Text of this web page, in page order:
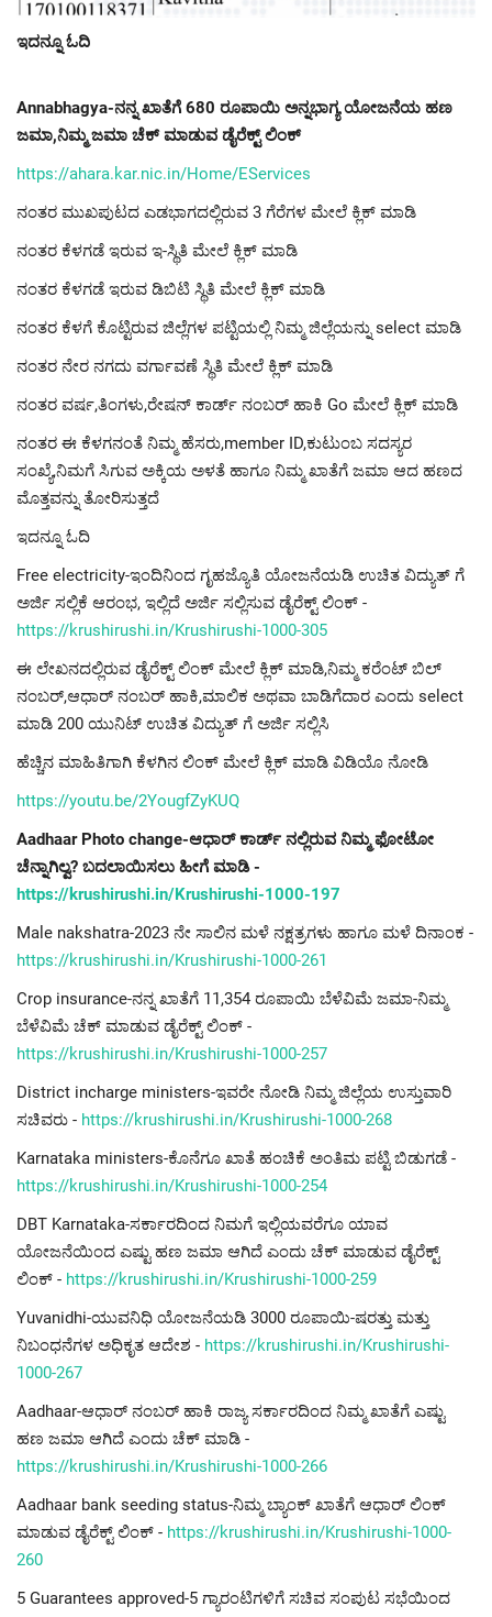
ಇದನ್ನೂ ಓದಿ
Annabhagya-ನನ್ನ ಖಾತೆಗೆ 680 ರೂಪಾಯಿ ಅನ್ನಭಾಗ್ಯ ಯೋಜನೆಯ ಹಣ
ಜಮಾ,ನಿಮ್ಮ ಜಮಾ ಚೆಕ್ ಮಾಡುವ ಡೈರೆಕ್ಟ್ ಲಿಂಕ್
https://ahara.kar.nic.in/Home/EServices
ನಂತರ ಮುಖಪುಟದ ಎಡಭಾಗದಲ್ಲಿರುವ 3 ಗೆರೆಗಳ ಮೇಲೆ ಕ್ಲಿಕ್ ಮಾಡಿ
ನಂತರ ಕೆಳಗಡೆ ಇರುವ ಇ-ಸ್ಥಿತಿ ಮೇಲೆ ಕ್ಲಿಕ್ ಮಾಡಿ
ನಂತರ ಕೆಳಗಡೆ ಇರುವ ಡಿಬಿಟಿ ಸ್ಥಿತಿ ಮೇಲೆ ಕ್ಲಿಕ್ ಮಾಡಿ
ನಂತರ ಕೆಳಗೆ ಕೊಟ್ಟಿರುವ ಜಿಲ್ಲೆಗಳ ಪಟ್ಟಿಯಲ್ಲಿ ನಿಮ್ಮ ಜಿಲ್ಲೆಯನ್ನು select ಮಾಡಿ
ನಂತರ ನೇರ ನಗದು ವರ್ಗಾವಣೆ ಸ್ಥಿತಿ ಮೇಲೆ ಕ್ಲಿಕ್ ಮಾಡಿ
ನಂತರ ವರ್ಷ,ತಿಂಗಳು,ರೇಷನ್ ಕಾರ್ಡ್ ನಂಬರ್ ಹಾಕಿ Go ಮೇಲೆ ಕ್ಲಿಕ್ ಮಾಡಿ
ನಂತರ ಈ ಕೆಳಗನಂತೆ ನಿಮ್ಮ ಹೆಸರು,member ID,ಕುಟುಂಬ ಸದಸ್ಯರ
ಸಂಖ್ಯೆ,ನಿಮಗೆ ಸಿಗುವ ಅಕ್ಕಿಯ ಅಳತೆ ಹಾಗೂ ನಿಮ್ಮ ಖಾತೆಗೆ ಜಮಾ ಆದ ಹಣದ
ಮೊತ್ತವನ್ನು ತೋರಿಸುತ್ತದೆ
ಇದನ್ನೂ ಓದಿ
Free electricity-ಇಂದಿನಿಂದ ಗೃಹಜ್ಯೊತಿ ಯೋಜನೆಯಡಿ ಉಚಿತ ವಿದ್ಯುತ್ ಗೆ
ಅರ್ಜಿ ಸಲ್ಲಿಕೆ ಆರಂಭ, ಇಲ್ಲಿದೆ ಅರ್ಜಿ ಸಲ್ಲಿಸುವ ಡೈರೆಕ್ಟ್ ಲಿಂಕ್ -
https://krushirushi.in/Krushirushi-1000-305
ಈ ಲೇಖನದಲ್ಲಿರುವ ಡೈರೆಕ್ಟ್ ಲಿಂಕ್ ಮೇಲೆ ಕ್ಲಿಕ್ ಮಾಡಿ,ನಿಮ್ಮ ಕರೆಂಟ್ ಬಿಲ್
ನಂಬರ್,ಆಧಾರ್ ನಂಬರ್ ಹಾಕಿ,ಮಾಲಿಕ ಅಥವಾ ಬಾಡಿಗೆದಾರ ಎಂದು select
ಮಾಡಿ 200 ಯುನಿಟ್ ಉಚಿತ ವಿದ್ಯುತ್ ಗೆ ಅರ್ಜಿ ಸಲ್ಲಿಸಿ
ಹೆಚ್ಚಿನ ಮಾಹಿತಿಗಾಗಿ ಕೆಳಗಿನ ಲಿಂಕ್ ಮೇಲೆ ಕ್ಲಿಕ್ ಮಾಡಿ ವಿಡಿಯೊ ನೋಡಿ
https://youtu.be/2YougfZyKUQ
Aadhaar Photo change-ಆಧಾರ್ ಕಾರ್ಡ್ ನಲ್ಲಿರುವ ನಿಮ್ಮ ಫೋಟೋ
ಚೆನ್ನಾಗಿಲ್ವ? ಬದಲಾಯಿಸಲು ಹೀಗೆ ಮಾಡಿ -
https://krushirushi.in/Krushirushi-1000-197
Male nakshatra-2023 ನೇ ಸಾಲಿನ ಮಳೆ ನಕ್ಷತ್ರಗಳು ಹಾಗೂ ಮಳೆ ದಿನಾಂಕ -
https://krushirushi.in/Krushirushi-1000-261
Crop insurance-ನನ್ನ ಖಾತೆಗೆ 11,354 ರೂಪಾಯಿ ಬೆಳೆವಿಮೆ ಜಮಾ-ನಿಮ್ಮ
ಬೆಳೆವಿಮೆ ಚೆಕ್ ಮಾಡುವ ಡೈರೆಕ್ಟ್ ಲಿಂಕ್ -
https://krushirushi.in/Krushirushi-1000-257
District incharge ministers-ಇವರೇ ನೋಡಿ ನಿಮ್ಮ ಜಿಲ್ಲೆಯ ಉಸ್ತುವಾರಿ
ಸಚಿವರು - https://krushirushi.in/Krushirushi-1000-268
Karnataka ministers-ಕೊನೆಗೂ ಖಾತೆ ಹಂಚಿಕೆ ಅಂತಿಮ ಪಟ್ಟಿ ಬಿಡುಗಡೆ -
https://krushirushi.in/Krushirushi-1000-254
DBT Karnataka-ಸರ್ಕಾರದಿಂದ ನಿಮಗೆ ಇಲ್ಲಿಯವರೆಗೂ ಯಾವ
ಯೋಜನೆಯಿಂದ ಎಷ್ಟು ಹಣ ಜಮಾ ಆಗಿದೆ ಎಂದು ಚೆಕ್ ಮಾಡುವ ಡೈರೆಕ್ಟ್
ಲಿಂಕ್ - https://krushirushi.in/Krushirushi-1000-259
Yuvanidhi-ಯುವನಿಧಿ ಯೋಜನೆಯಡಿ 3000 ರೂಪಾಯಿ-ಷರತ್ತು ಮತ್ತು
ನಿಬಂಧನೆಗಳ ಅಧಿಕೃತ ಆದೇಶ - https://krushirushi.in/Krushirushi-
1000-267
Aadhaar-ಆಧಾರ್ ನಂಬರ್ ಹಾಕಿ ರಾಜ್ಯ ಸರ್ಕಾರದಿಂದ ನಿಮ್ಮ ಖಾತೆಗೆ ಎಷ್ಟು
ಹಣ ಜಮಾ ಆಗಿದೆ ಎಂದು ಚೆಕ್ ಮಾಡಿ -
https://krushirushi.in/Krushirushi-1000-266
Aadhaar bank seeding status-ನಿಮ್ಮ ಬ್ಯಾಂಕ್ ಖಾತೆಗೆ ಆಧಾರ್ ಲಿಂಕ್
ಮಾಡುವ ಡೈರೆಕ್ಟ್ ಲಿಂಕ್ - https://krushirushi.in/Krushirushi-1000-
260
5 Guarantees approved-5 ಗ್ಯಾರಂಟಿಗಳಿಗೆ ಸಚಿವ ಸಂಪುಟ ಸಭೆಯಿಂದ